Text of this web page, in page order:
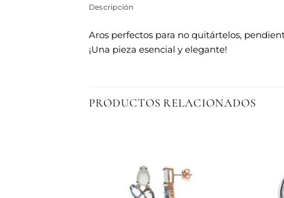
Descripción
Aros perfectos para no quitártelos,
¡Una pieza esencial y elegante!
PRODUCTOS RELACIONADOS